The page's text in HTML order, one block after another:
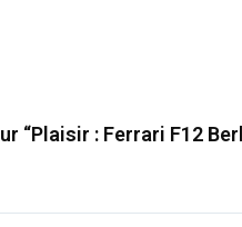
“Plaisir : Ferrari F12